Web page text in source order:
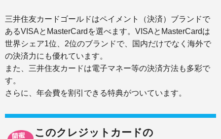
三井住友カードゴールドはペイメント（決済）ブランドで
あるVISAとMasterCardを選べます。VISAとMasterCardは
世界シェア1位、2位のブランドで、国内だけでなく海外で
の決済力にも優れています。
また、三井住友カードは電子マネー等の決済方法も多彩で
す。
さらに、年会費を割引できる特典がついています。
このクレジットカードの